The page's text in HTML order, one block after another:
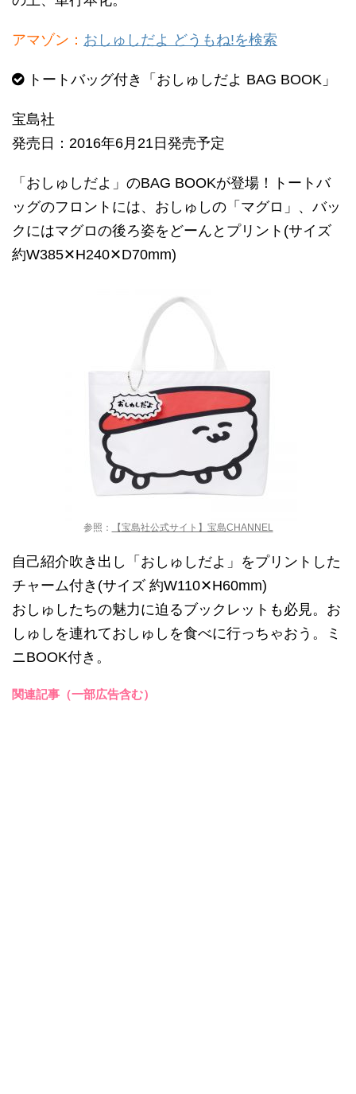
アマゾン： おしゅしだよ どうもね!を検索
トートバッグ付き「おしゅしだよ BAG BOOK」
宝島社
発売日：2016年6月21日発売予定
「おしゅしだよ」のBAG BOOKが登場！トートバ
ッグのフロントには、おしゅしの「マグロ」、バッ
クにはマグロの後ろ姿をどーんとプリント(サイズ
約W385✕H240✕D70mm)
参照： 【宝島社公式サイト】宝島CHANNEL
自己紹介吹き出し「おしゅしだよ」をプリントした
チャーム付き(サイズ 約W110✕H60mm)
おしゅしたちの魅力に迫るブックレットも必見。お
しゅしを連れておしゅしを食べに行っちゃおう。ミ
ニBOOK付き。
関連記事（一部広告含む）